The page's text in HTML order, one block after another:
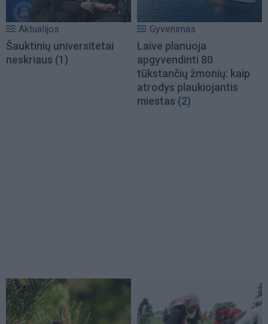
Aktualijos
Šauktinių universitetai
neskriaus (1)
Gyvenimas
Laive planuoja
apgyvendinti 80
tūkstančių žmonių: kaip
atrodys plaukiojantis
miestas (2)